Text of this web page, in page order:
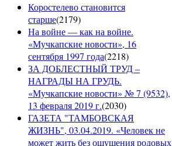
Коростелево становится
старше(2179)
На войне — как на войне.
«Мучкапские новости», 16
сентября 1997 года(2218)
ЗА ДОБЛЕСТНЫЙ ТРУД –
НАГРАДЫ НА ГРУДЬ.
«Мучкапские новости» № 7 (9532),
13 февраля 2019 г.(2030)
ГАЗЕТА "ТАМБОВСКАЯ
ЖИЗНЬ", 03.04.2019. «Человек не
может жить без ощущения родовых